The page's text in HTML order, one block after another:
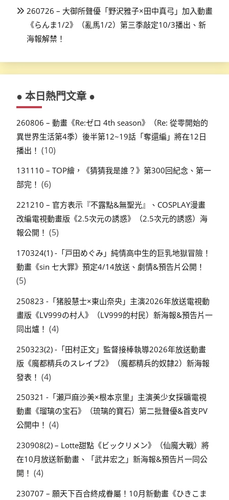
260726 – 大御所聲優「野沢雅子×田中真弓」加入動畫
《らんま1/2》（亂馬1/2）第三季敲定10/3播出、新
海報解禁！
● 本日熱門文章 ●
260806 – 動畫《Re:ゼロ 4th season》（Re: 從零開始的
異世界生活第4季）後半第12~19話「奪還編」將在12日
播出！ (10)
131110 – TOP繪，《猜猜我是誰？》第300回紀念、第一
部完！ (6)
221210 – 官方表示『不露點&無聖光』、COSPLAY漫畫
改編電視動畫版《2.5次元の誘惑》（2.5次元的誘惑）海
報公開！ (5)
170324(1) -「戸田めぐみ」純情高中生的巨乳地獄冒險！
動畫《sin 七大罪》預定4/14放送、劇情&預告片公開！
(5)
250823 -「猪股慧士×東山奈央」主演2026年放送電視動
畫版《LV999の村人》（LV999的村民）新海報&預告片一
同出爐！ (4)
250323(2) -「田村正文」監督接棒執導2026年放送動畫
版《魔都精兵のスレイブ2》（魔都精兵的奴隸2）新海報
發表！ (4)
250321 -「瀬戸麻沙美×根本京里」主演美少女採礦電視
動畫《瑠璃の宝石》（琉璃的寶石）第二批聲優&首支PV
公開中！ (4)
230908(2) – Lotte甜點《ビックリメン》（仙魔大戰）將
在10月放送新動畫、「武井宏之」新海報&預告片一同公
開！ (4)
230707 – 願天下百合終成眷屬！10月新動畫《ひきこま